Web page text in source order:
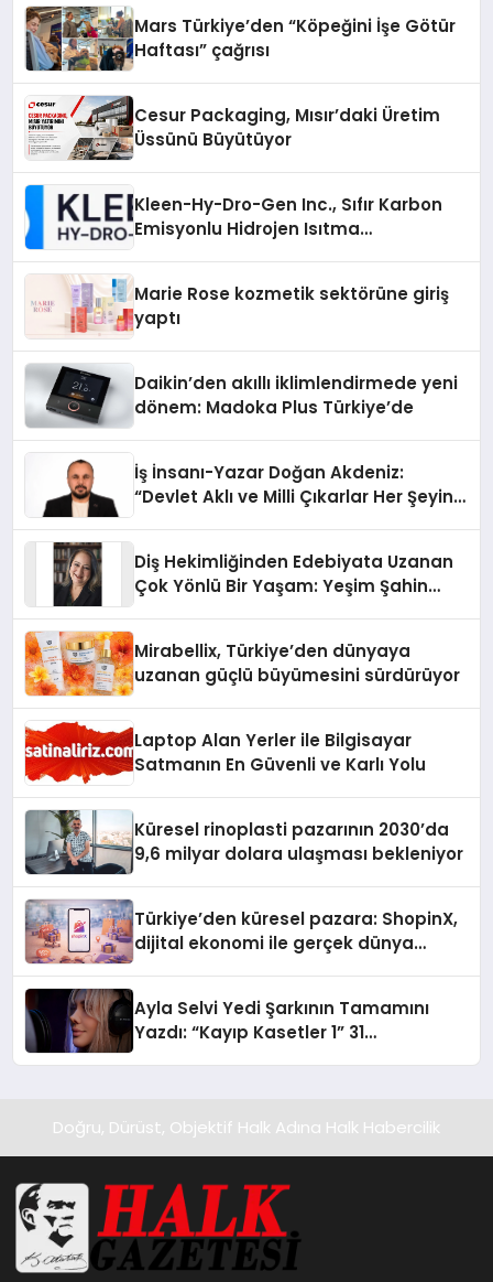
Mars Türkiye’den “Köpeğini İşe Götür
Haftası” çağrısı
Cesur Packaging, Mısır’daki Üretim
Üssünü Büyütüyor
Kleen-Hy-Dro-Gen Inc., Sıfır Karbon
Emisyonlu Hidrojen Isıtma
Marie Rose kozmetik sektörüne giriş
yaptı
Daikin’den akıllı iklimlendirmede yeni
dönem: Madoka Plus Türkiye’de
İş İnsanı-Yazar Doğan Akdeniz:
“Devlet Aklı ve Milli Çıkarlar Her Şeyin
Diş Hekimliğinden Edebiyata Uzanan
Çok Yönlü Bir Yaşam: Yeşim Şahin
Mirabellix, Türkiye’den dünyaya
uzanan güçlü büyümesini sürdürüyor
Laptop Alan Yerler ile Bilgisayar
Satmanın En Güvenli ve Karlı Yolu
Küresel rinoplasti pazarının 2030’da
9,6 milyar dolara ulaşması bekleniyor
Türkiye’den küresel pazara: ShopinX,
dijital ekonomi ile gerçek dünya
Ayla Selvi Yedi Şarkının Tamamını
Yazdı: “Kayıp Kasetler 1” 31
Doğru, Dürüst, Objektif Halk Adına Halk Habercilik